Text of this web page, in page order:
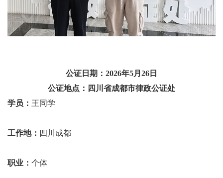
公证日期：2026年5月26日
公证地点：四川省成都市律政公证处
学员： 王同学
工作地： 四川成都
职业： 个体